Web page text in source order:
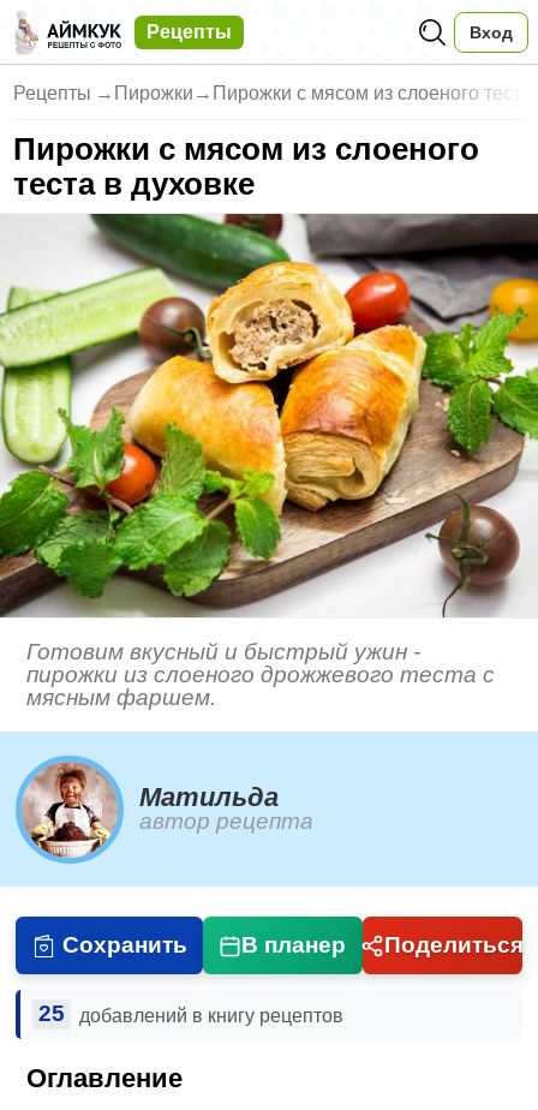
Рецепты Вход
Рецепты → Пирожки → Пирожки с мясом из слоеного теста
Пирожки с мясом из слоеного
теста в духовке
Готовим вкусный и быстрый ужин -
пирожки из слоеного дрожжевого теста с
мясным фаршем.
Матильда
автор рецепта
Сохранить В планер Поделиться
25 добавлений в книгу рецептов
Оглавление